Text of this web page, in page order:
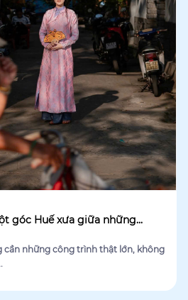
góc Huế xưa giữa những...
cần những công trình thật lớn, không